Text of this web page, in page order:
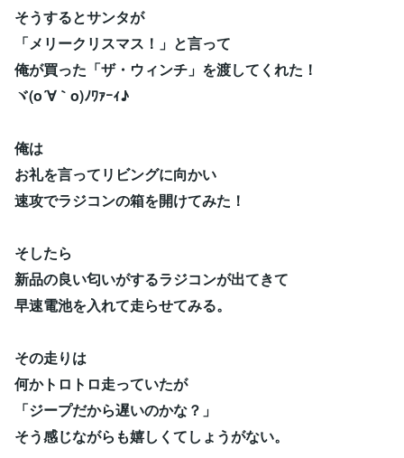
そうするとサンタが
「メリークリスマス！」と言って
俺が買った「ザ・ウィンチ」を渡してくれた！
ヾ(o´∀｀o)ﾉﾜｧｰｨ♪
俺は
お礼を言ってリビングに向かい
速攻でラジコンの箱を開けてみた！
そしたら
新品の良い匂いがするラジコンが出てきて
早速電池を入れて走らせてみる。
その走りは
何かトロトロ走っていたが
「ジープだから遅いのかな？」
そう感じながらも嬉しくてしょうがない。